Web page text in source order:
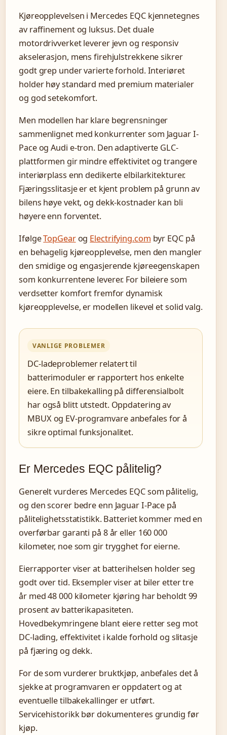
Kjøreopplevelsen i Mercedes EQC kjennetegnes
av raffinement og luksus. Det duale
motordrivverket leverer jevn og responsiv
akselerasjon, mens firehjulstrekkene sikrer
godt grep under varierte forhold. Interiøret
holder høy standard med premium materialer
og god setekomfort.
Men modellen har klare begrensninger
sammenlignet med konkurrenter som Jaguar I-
Pace og Audi e-tron. Den adaptiverte GLC-
plattformen gir mindre effektivitet og trangere
interiørplass enn dedikerte elbilarkitekturer.
Fjæringsslitasje er et kjent problem på grunn av
bilens høye vekt, og dekk-kostnader kan bli
høyere enn forventet.
IfølgeTopGearog Electrifying.com byr EQC på
en behagelig kjøreopplevelse, men den mangler
den smidige og engasjerende kjøreegenskapen
som konkurrentene leverer. For bileiere som
verdsetter komfort fremfor dynamisk
kjøreopplevelse, er modellen likevel et solid valg.
VANLIGE PROBLEMER
DC-ladeproblemer relatert til
batterimoduler er rapportert hos enkelte
eiere. En tilbakekalling på differensialbolt
har også blitt utstedt. Oppdatering av
MBUX og EV-programvare anbefales for å
sikre optimal funksjonalitet.
Er Mercedes EQC pålitelig?
Generelt vurderes Mercedes EQC som pålitelig,
og den scorer bedre enn Jaguar I-Pace på
pålitelighetsstatistikk. Batteriet kommer med en
overførbar garanti på 8 år eller 160 000
kilometer, noe som gir trygghet for eierne.
Eierrapporter viser at batterihelsen holder seg
godt over tid. Eksempler viser at biler etter tre
år med 48 000 kilometer kjøring har beholdt 99
prosent av batterikapasiteten.
Hovedbekymringene blant eiere retter seg mot
DC-lading, effektivitet i kalde forhold og slitasje
på fjæring og dekk.
For de som vurderer bruktkjøp, anbefales det å
sjekke at programvaren er oppdatert og at
eventuelle tilbakekallinger er utført.
Servicehistorikk bør dokumenteres grundig før
kjøp.